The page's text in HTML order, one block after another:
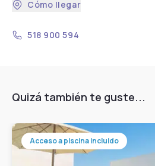
Cómo llegar
518 900 594
Quizá también te guste...
Acceso a piscina incluido